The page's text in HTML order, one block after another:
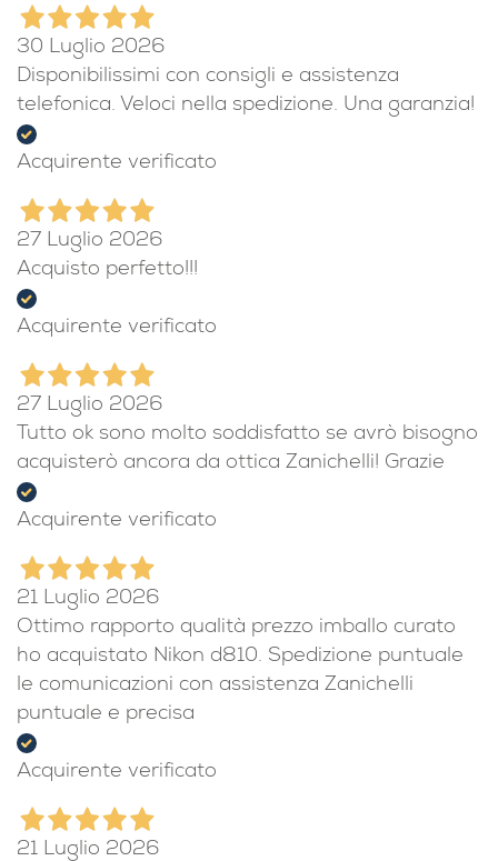
30 Luglio 2026
Disponibilissimi con consigli e assistenza
telefonica. Veloci nella spedizione. Una garanzia!
Acquirente verificato
27 Luglio 2026
Acquisto perfetto!!!
Acquirente verificato
27 Luglio 2026
Tutto ok sono molto soddisfatto se avrò bisogno
acquisterò ancora da ottica Zanichelli! Grazie
Acquirente verificato
21 Luglio 2026
Ottimo rapporto qualità prezzo imballo curato
ho acquistato Nikon d810. Spedizione puntuale
le comunicazioni con assistenza Zanichelli
puntuale e precisa
Acquirente verificato
21 Luglio 2026